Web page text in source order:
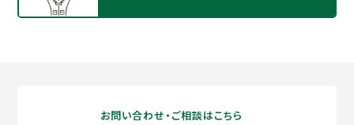
お問い合わせ・ご相談はこちら